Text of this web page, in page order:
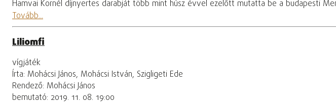
Hamvai Kornél díjnyertes darabját több mint húsz évvel ezelőtt mutatta be a budapesti
Tovább...
Liliomfi
vígjáték
Írta: Mohácsi János, Mohácsi István, Szigligeti Ede
Rendező: Mohácsi János
bemutató: 2019. 11. 08. 19:00